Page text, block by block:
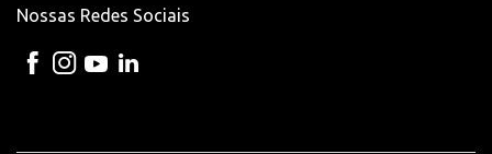
Nossas Redes Sociais